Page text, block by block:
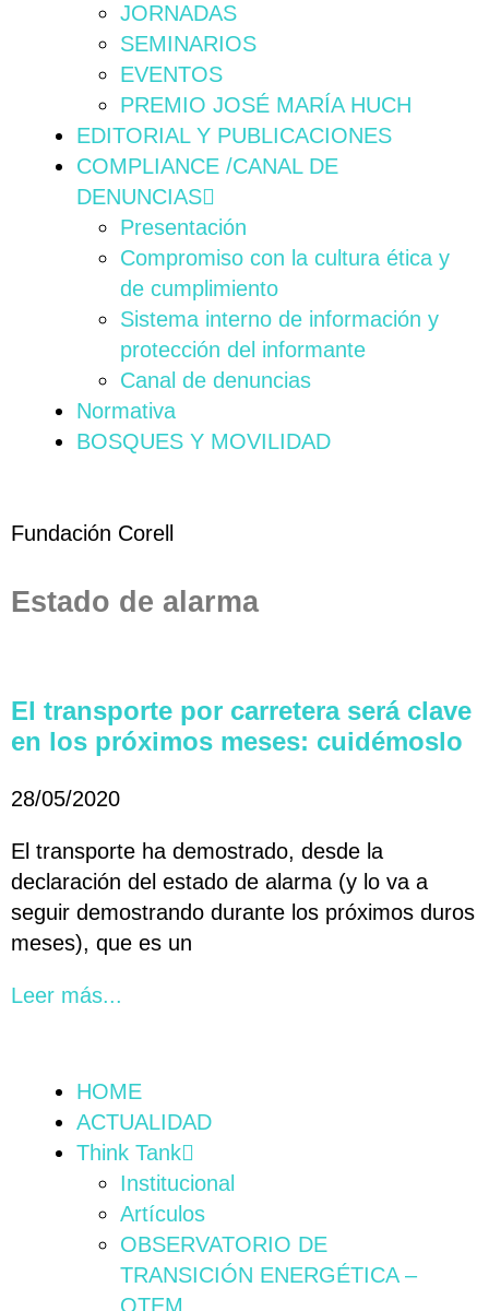
JORNADAS
SEMINARIOS
EVENTOS
PREMIO JOSÉ MARÍA HUCH
EDITORIAL Y PUBLICACIONES
COMPLIANCE /CANAL DE
DENUNCIAS
Presentación
Compromiso con la cultura ética y
de cumplimiento
Sistema interno de información y
protección del informante
Canal de denuncias
Normativa
BOSQUES Y MOVILIDAD
Fundación Corell
Estado de alarma
El transporte por carretera será clave
en los próximos meses: cuidémoslo
28/05/2020
El transporte ha demostrado, desde la
declaración del estado de alarma (y lo va a
seguir demostrando durante los próximos duros
meses), que es un
Leer más...
HOME
ACTUALIDAD
Think Tank
Institucional
Artículos
OBSERVATORIO DE
TRANSICIÓN ENERGÉTICA –
OTEM